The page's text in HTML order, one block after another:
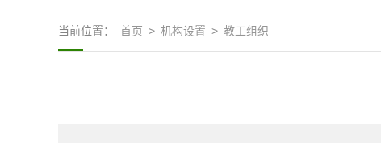
当前位置： 首页 > 机构设置 > 教工组织